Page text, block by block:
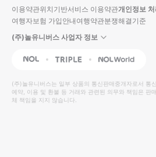
이용약관위치기반서비스 이용약관개인정보
여행자보험 가입안내여행약관분쟁해결기준
(주)놀유니버스 사업자 정보
NOL Triple Interpark Global
(주)놀유니버스는 일부 상품의 통신판매중개자로서 통
예약, 이용 및 환불 등 거래와 관련된 의무와 책임은 판
체 책임을 지지 않습니다.